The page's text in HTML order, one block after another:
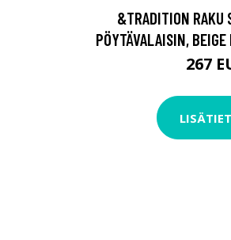
&TRADITION RAKU
PÖYTÄVALAISIN,
267